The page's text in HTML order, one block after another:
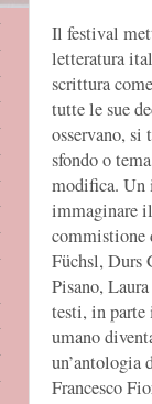
Il festival
letteratura
scrittura
tutte le sue
osservano, si
sfondo o
modifica. Un
immaginare
commistione
Füchsl, Durs
Pisano,
testi, in
umano
un’antologia
Francesco